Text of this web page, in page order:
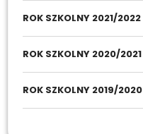
ROK SZKOLNY 2021/2022
ROK SZKOLNY 2020/2021
ROK SZKOLNY 2019/2020